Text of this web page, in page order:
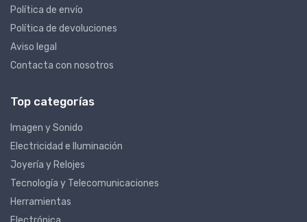
Política de envío
Política de devoluciones
Aviso legal
Contacta con nosotros
Top categorías
Imagen y Sonido
Electricidad e Iluminación
Joyería y Relojes
Tecnología y Telecomunicaciones
Herramientas